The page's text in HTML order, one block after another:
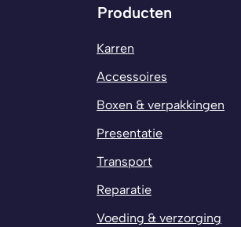
Producten
Karren
Accessoires
Boxen & verpakkingen
Presentatie
Transport
Reparatie
Voeding & verzorging